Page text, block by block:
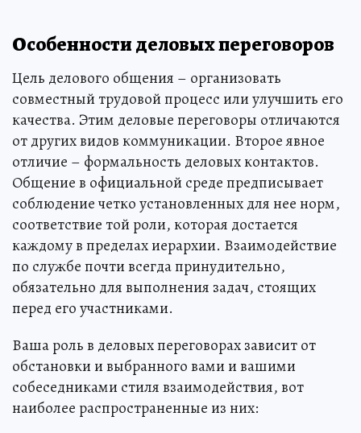
Особенности деловых переговоров
Цель делового общения – организовать
совместный трудовой процесс или улучшить его
качества. Этим деловые переговоры отличаются
от других видов коммуникации. Второе явное
отличие – формальность деловых контактов.
Общение в официальной среде предписывает
соблюдение четко установленных для нее норм,
соответствие той роли, которая достается
каждому в пределах иерархии. Взаимодействие
по службе почти всегда принудительно,
обязательно для выполнения задач, стоящих
перед его участниками.
Ваша роль в деловых переговорах зависит от
обстановки и выбранного вами и вашими
собеседниками стиля взаимодействия, вот
наиболее распространенные из них: